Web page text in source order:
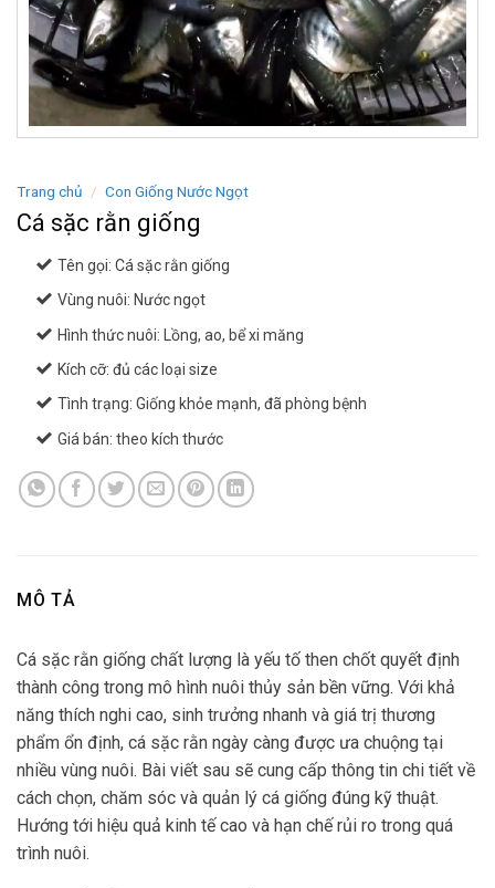
Trang chủ / Con Giống Nước Ngọt
Cá sặc rằn giống
Tên gọi: Cá sặc rằn giống
Vùng nuôi: Nước ngọt
Hình thức nuôi: Lồng, ao, bể xi măng
Kích cỡ: đủ các loại size
Tình trạng: Giống khỏe mạnh, đã phòng bệnh
Giá bán: theo kích thước
MÔ TẢ
Cá sặc rằn giống chất lượng là yếu tố then chốt quyết định
thành công trong mô hình nuôi thủy sản bền vững. Với khả
năng thích nghi cao, sinh trưởng nhanh và giá trị thương
phẩm ổn định, cá sặc rằn ngày càng được ưa chuộng tại
nhiều vùng nuôi. Bài viết sau sẽ cung cấp thông tin chi tiết về
cách chọn, chăm sóc và quản lý cá giống đúng kỹ thuật.
Hướng tới hiệu quả kinh tế cao và hạn chế rủi ro trong quá
trình nuôi.